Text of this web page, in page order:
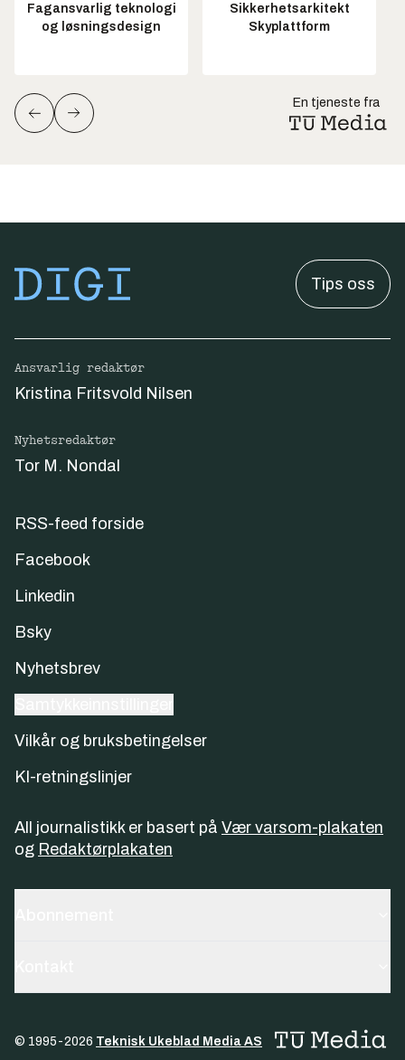
Fagansvarlig teknologi
og løsningsdesign
Sikkerhetsarkitekt
Skyplattform
En tjeneste fra
Tips oss
Ansvarlig redaktør
Kristina Fritsvold Nilsen
Nyhetsredaktør
Tor M. Nondal
RSS-feed forside
Facebook
Linkedin
Bsky
Nyhetsbrev
Vilkår og bruksbetingelser
KI-retningslinjer
All journalistikk er basert på Vær varsom-plakaten
og Redaktørplakaten
© 1995-2026 Teknisk Ukeblad Media AS